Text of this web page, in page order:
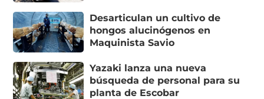
Desarticulan un cultivo de
hongos alucinógenos en
Maquinista Savio
Yazaki lanza una nueva
búsqueda de personal para su
planta de Escobar